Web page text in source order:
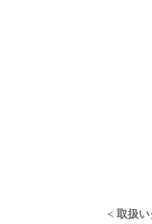
< 取扱